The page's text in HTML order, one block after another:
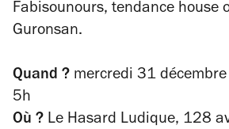
Fabisounours, tendance house
Guronsan.
Quand ? mercredi 31
5h
Où ? Le Hasard Ludique, 128